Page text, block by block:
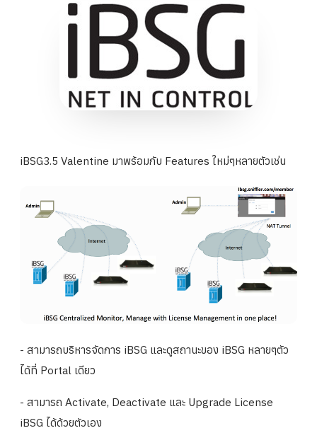
iBSG3.5 Valentine มาพร้อมกับ Features ใหม่ๆหลายตัวเช่น
- สามารถบริหารจัดการ iBSG และดูสถานะของ iBSG หลายๆตัว
ได้ที่ Portal เดียว
- สามารถ Activate, Deactivate และ Upgrade License
iBSG ได้ด้วยตัวเอง